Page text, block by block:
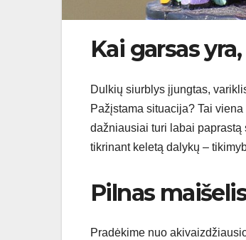
Kai garsas
Dulkių siurblys įjungtas,
Pažįstama situacija? Tai
dažniausiai turi labai paprastą
tikrinant keletą dalykų –
Pilnas
Pradėkime nuo